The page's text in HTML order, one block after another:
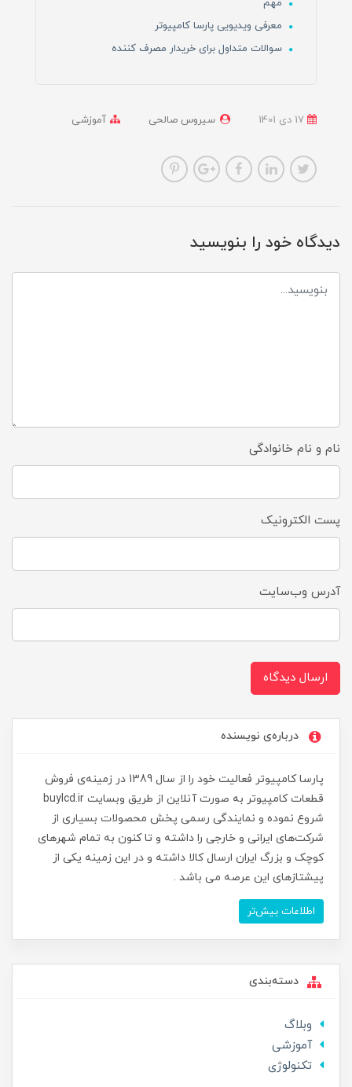
مهم
معرفی ویدیویی پارسا کامپیوتر
سوالات متداول برای خریدار مصرف کننده
سیروس صالحی آموزشی
دیدگاه خود را بنویسید
نام و نام خانوادگی
پست الکترونیک
آدرس وب‌سایت
ارسال دیدگاه
درباره‌ی نویسنده
پارسا کامپیوتر فعالیت خود را از سال 1389 در زمینه‌ی فروش
قطعات کامپیوتر به صورت آنلاین از طریق وبسایت buylcd.ir
شروع نموده و نمایندگی رسمی پخش محصولات بسیاری از
شرکت‌های ایرانی و خارجی را داشته و تا کنون به تمام شهرهای
کوچک و بزرگ ایران ارسال کالا داشته و در این زمینه یکی از
پیشتازهای این عرصه می باشد .
اطلاعات بیش‌تر
دسته‌بندی
وبلاگ
آموزشی
تکنولوژی